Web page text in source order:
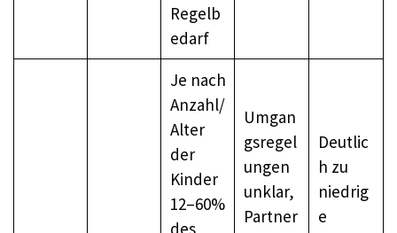
Regelb
edarf
Je nach
Anzahl/
Alter
der
Kinder
12–60%
des
Umgan
gsregel
ungen
unklar,
Partner
Deutlic
h zu
niedrig
e